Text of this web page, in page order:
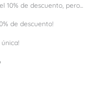
10% de descuento, pero...
de descuento!